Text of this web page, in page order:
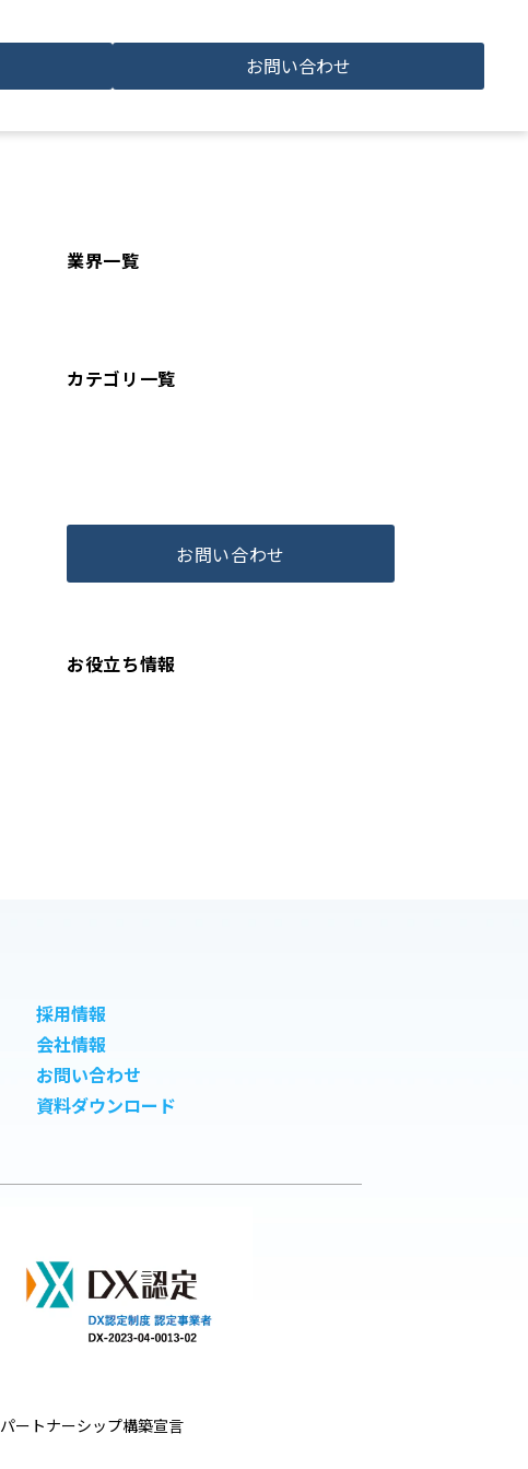
お問い合わせ
業界一覧
カテゴリ一覧
お問い合わせ
お役立ち情報
採用情報
会社情報
お問い合わせ
資料ダウンロード
パートナーシップ構築宣言